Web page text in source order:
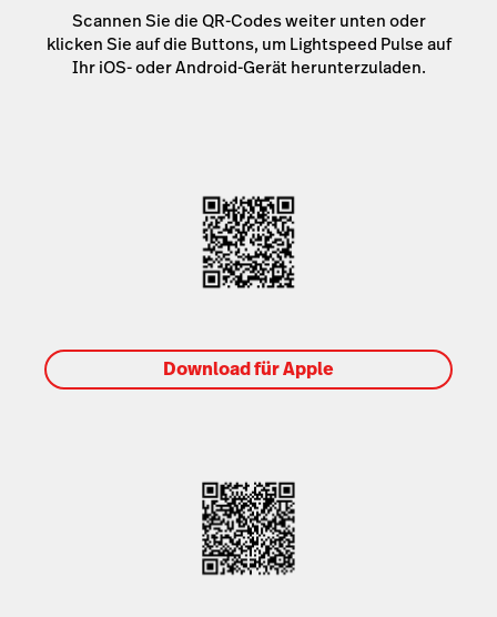
Scannen Sie die QR-Codes weiter unten oder
klicken Sie auf die Buttons, um Lightspeed Pulse auf
Ihr iOS- oder Android-Gerät herunterzuladen.
Download für Apple